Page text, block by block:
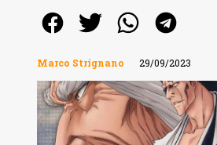
Marco Strignano 29/09/2023